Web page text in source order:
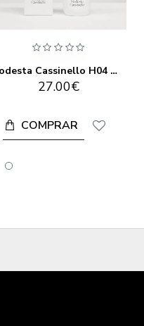
Modesta Cassinello H04 Weightless Hydrating Daily Conditioner 250ML
27.00€
COMPRAR